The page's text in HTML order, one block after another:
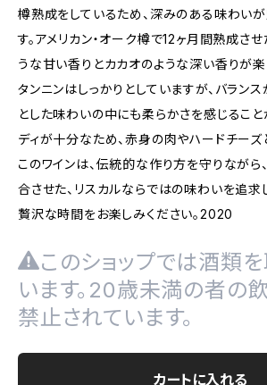
樽熟成をしているため、深みのある味わい
す。アメリカン・オーク樽で12ヶ月間熟成させ
うな甘い香りとカカオのような深い香りが楽
タンニンはしっかりとしていますが、バラン
とした味わいの中にも柔らかさを感じること
ディが十分なため、赤身の肉やハードチーズ
このワインは、伝統的な作り方を守りながら
合させた、リスカルならではの味わいを追求
贅沢な時間をお楽しみください。2020
このショップでは酒類
います。20歳未満の者の
禁止されています。
カートに入れる